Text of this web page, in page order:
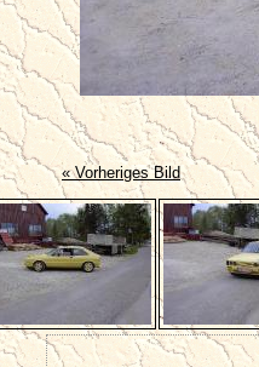
« Vorheriges Bild